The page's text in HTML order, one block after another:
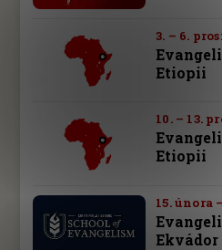
3. – 6.
Etiopii
10. – 13.
Etiopii
15. února
Ekvádor